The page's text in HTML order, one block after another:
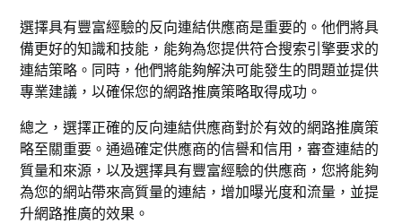
選擇具有豐富經驗的反向連結供應商是重要的。他們將具
備更好的知識和技能，能夠為您提供符合搜索引擎要求的
連結策略。同時，他們將能夠解決可能發生的問題並提供
專業建議，以確保您的網路推廣策略取得成功。
總之，選擇正確的反向連結供應商對於有效的網路推廣策
略至關重要。通過確定供應商的信譽和信用，審查連結的
質量和來源，以及選擇具有豐富經驗的供應商，您將能夠
為您的網站帶來高質量的連結，增加曝光度和流量，並提
升網路推廣的效果。